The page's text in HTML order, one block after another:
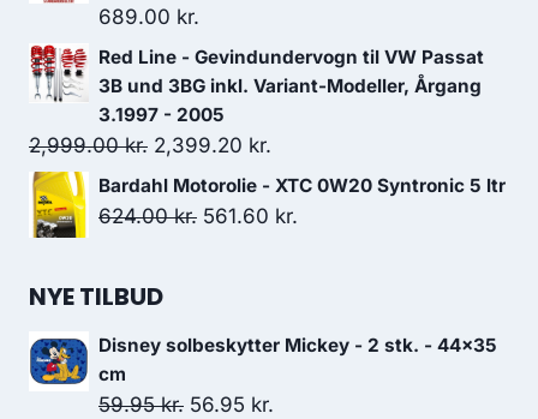
var:
7,499.00 kr..
5,889.00 kr..
689.00 kr.
Red Line - Gevindundervogn til VW Passat
3B und 3BG inkl. Variant-Modeller, Årgang
3.1997 - 2005
2,999.00kr. Den
oprindelige
pris
2,399.20 kr.
aktuelle
pris
Bardahl Motorolie - XTC 0W20 Syntronic 5 ltr
624.00kr. Den
624.00 kr..
561.60 kr.
561.60 kr..
NYE TILBUD
Disney solbeskytter Mickey - 2 stk. - 44x35
cm
59.95kr. Den
56.95 kr.